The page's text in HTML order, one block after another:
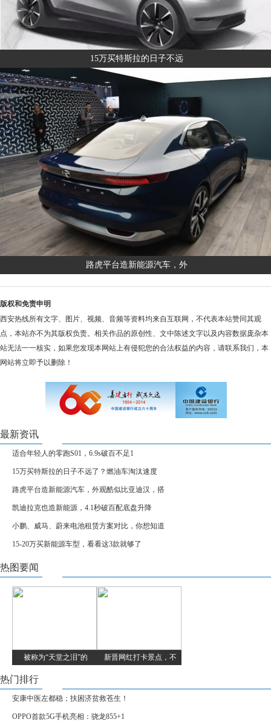
15万买特斯拉的日子不远
路虎平台造新能源汽车，外
版权和免责申明
西安热线所有文字、图片、视频、音频等资料均来自互联网，不代表本站赞同其观
点，本站亦不为其版权负责。相关作品的原创性、文中陈述文字以及内容数据庞杂本
站无法一一核实，如果您发现本网站上有侵犯您的合法权益的内容，请联系我们，本
网站将立即予以删除！
最新资讯
适合年轻人的零跑S01，6.9s破百不足1
15万买特斯拉的日子不远了？燃油车淘汰速度
路虎平台造新能源汽车，外观酷似比亚迪汉，搭
凯迪拉克也造新能源，4.1秒破百配底盘升降
小鹏、威马、蔚来电池租赁方案对比，你想知道
15-20万买新能源车型，看看这3款就够了
热图要闻
被称为“天堂之泪”的 新晋网红打卡景点，不
热门排行
安康中医左都稳；扶困济贫救苍生！
OPPO首款5G手机亮相：骁龙855+1